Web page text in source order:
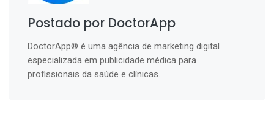
Postado por DoctorApp
DoctorApp® é uma agência de marketing digital
especializada em publicidade médica para
profissionais da saúde e clínicas.